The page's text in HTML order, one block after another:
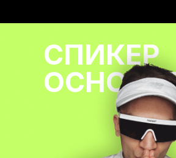
И ПРОВЕРКОЙ
ТОП ДИЗАЙНЕРОВ
СПИКЕР